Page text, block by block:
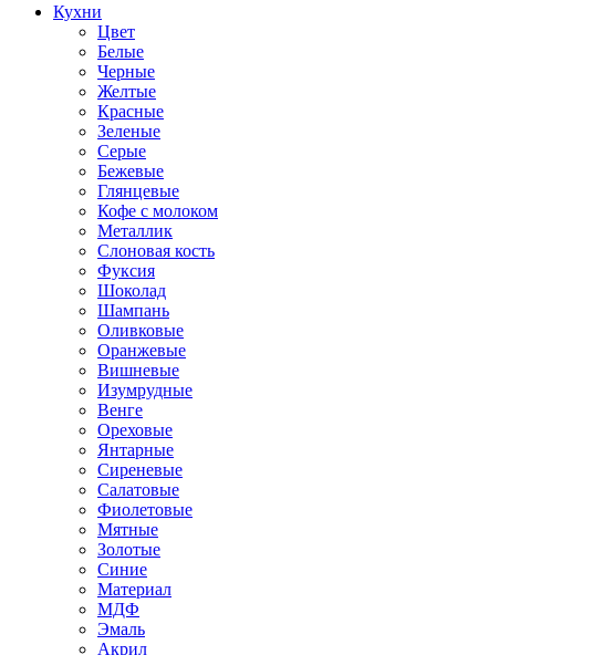
Кухни
Цвет
Белые
Черные
Желтые
Красные
Зеленые
Серые
Бежевые
Глянцевые
Кофе с молоком
Металлик
Слоновая кость
Фуксия
Шоколад
Шампань
Оливковые
Оранжевые
Вишневые
Изумрудные
Венге
Ореховые
Янтарные
Сиреневые
Салатовые
Фиолетовые
Мятные
Золотые
Синие
Материал
МДФ
Эмаль
Акрил